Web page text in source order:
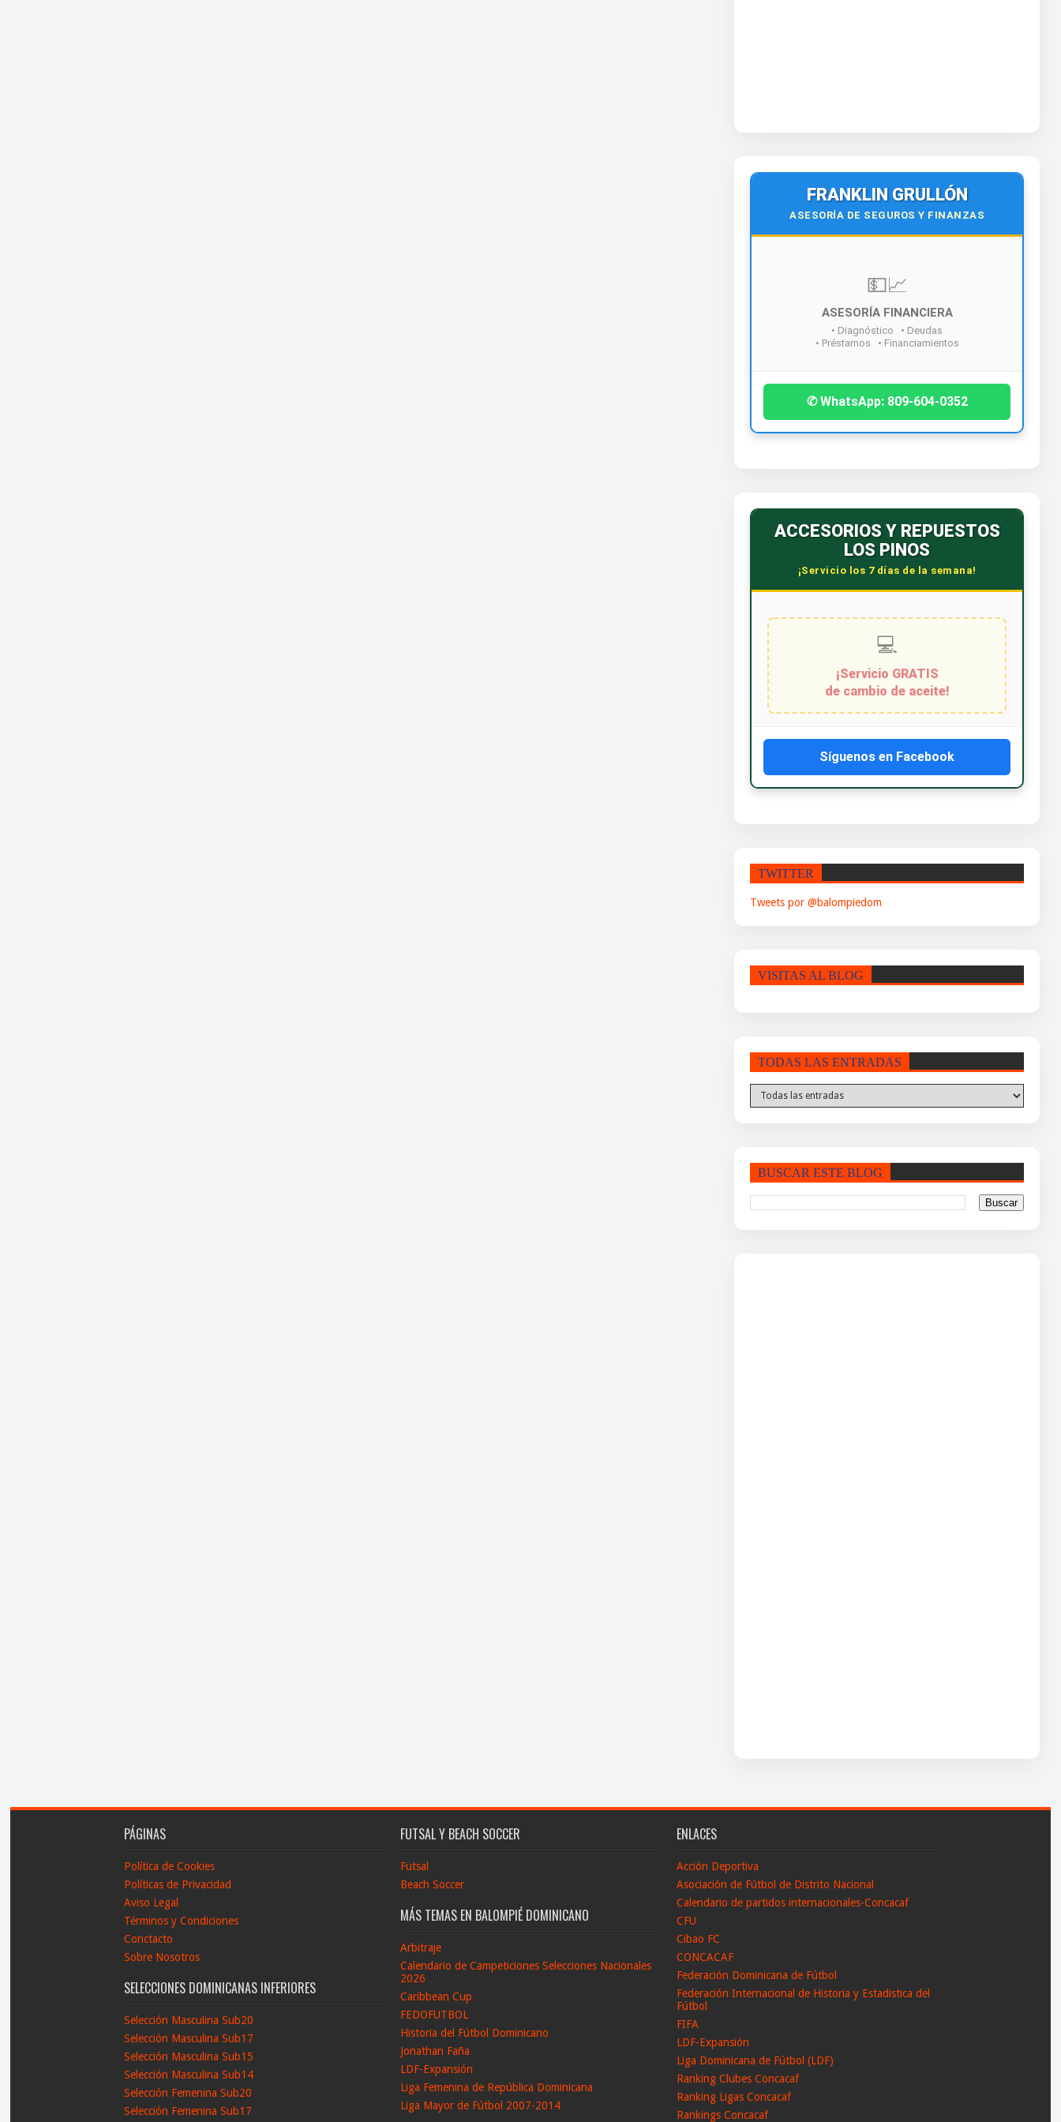
FRANKLIN GRULLÓN
ASESORÍA DE SEGUROS Y FINANZAS
💵📈
ASESORÍA FINANCIERA
• Diagnóstico • Deudas
• Préstamos • Financiamientos
¡Contáctanos hoy!
✆ WhatsApp: 809-604-0352
ACCESORIOS Y REPUESTOS
LOS PINOS
¡Servicio los 7 días de la semana!
💻
¡Servicio GRATIS
de cambio de aceite!
Síguenos en Facebook
TWITTER
Tweets por @balompiedom
VISITAS AL BLOG
TODAS LAS ENTRADAS
BUSCAR ESTE BLOG
PÁGINAS
Política de Cookies
Políticas de Privacidad
Aviso Legal
Términos y Condiciones
Conctacto
Sobre Nosotros
SELECCIONES DOMINICANAS INFERIORES
Selección Masculina Sub20
Selección Masculina Sub17
Selección Masculina Sub15
Selección Masculina Sub14
Selección Femenina Sub20
Selección Femenina Sub17
FUTSAL Y BEACH SOCCER
Futsal
Beach Soccer
MÁS TEMAS EN BALOMPIÉ DOMINICANO
Arbitraje
Calendario de Campeticiones Selecciones Nacionales
2026
Caribbean Cup
FEDOFUTBOL
Historia del Fútbol Dominicano
Jonathan Faña
LDF-Expansión
Liga Femenina de República Dominicana
Liga Mayor de Fútbol 2007-2014
ENLACES
Acción Deportiva
Asociación de Fútbol de Distrito Nacional
Calendario de partidos internacionales-Concacaf
CFU
Cibao FC
CONCACAF
Federación Dominicana de Fútbol
Federación Internacional de Historia y Estadistica del
Fútbol
FIFA
LDF-Expansión
Liga Dominicana de Fútbol (LDF)
Ranking Clubes Concacaf
Ranking Ligas Concacaf
Rankings Concacaf